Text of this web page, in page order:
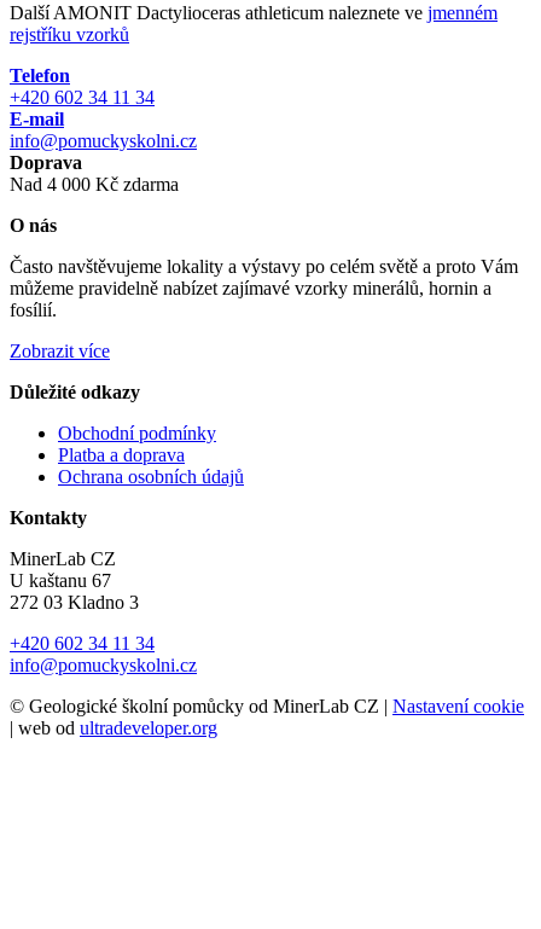
Další AMONIT Dactylioceras athleticum naleznete ve jmenném
rejstříku vzorků
Telefon
+420 602 34 11 34
E-mail
info@pomuckyskolni.cz
Doprava
Nad 4 000 Kč zdarma
O nás
Často navštěvujeme lokality a výstavy po celém světě a proto Vám
můžeme pravidelně nabízet zajímavé vzorky minerálů, hornin a
fosílií.
Zobrazit více
Důležité odkazy
Obchodní podmínky
Platba a doprava
Ochrana osobních údajů
Kontakty
MinerLab CZ
U kaštanu 67
272 03 Kladno 3
+420 602 34 11 34
info@pomuckyskolni.cz
© Geologické školní pomůcky od MinerLab CZ | Nastavení cookie
| web od ultradeveloper.org